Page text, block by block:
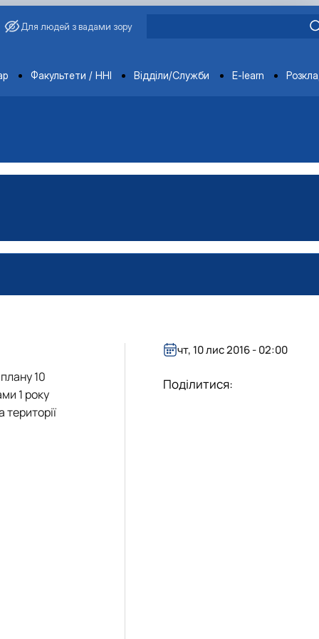
Для людей з вадами зору
Факультети / ННІ Відділи/Служби E-learn
10
1 року
чт, 10 лис 2016 - 02:00
Поділитися: